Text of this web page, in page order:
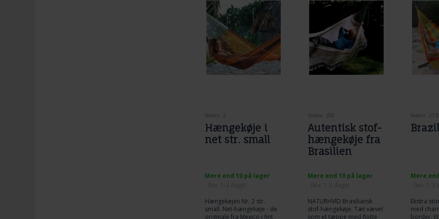
Varenr. 2
Hængekøje i
net str. small
Mere end 10 på lager
Hængekøjen Nr. 2 str.
small. Net-hængekøje - de
originale fra Mexico i fint
Varenr. 200
Autentisk stof-
hængekøje fra
Brasilien
Mere end 10 på lager
NATURHVID Brasiliansk
stof-hængekøje. Tæt vævet
som et tæppe med flotte
Varenr.
Mere
Ekstra
med
border.